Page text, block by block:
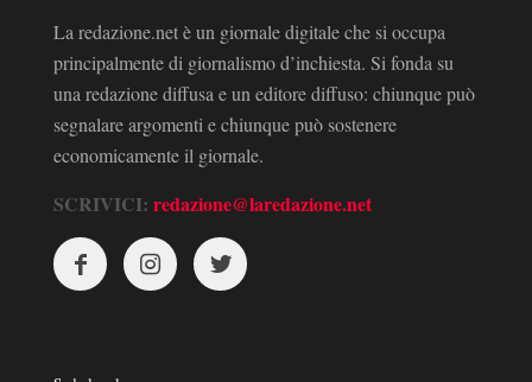
La redazione.net è un giornale digitale che si occupa
principalmente di giornalismo d’inchiesta. Si fonda su
una redazione diffusa e un editore diffuso: chiunque può
segnalare argomenti e chiunque può sostenere
economicamente il giornale.
SCRIVICI: redazione@laredazione.net